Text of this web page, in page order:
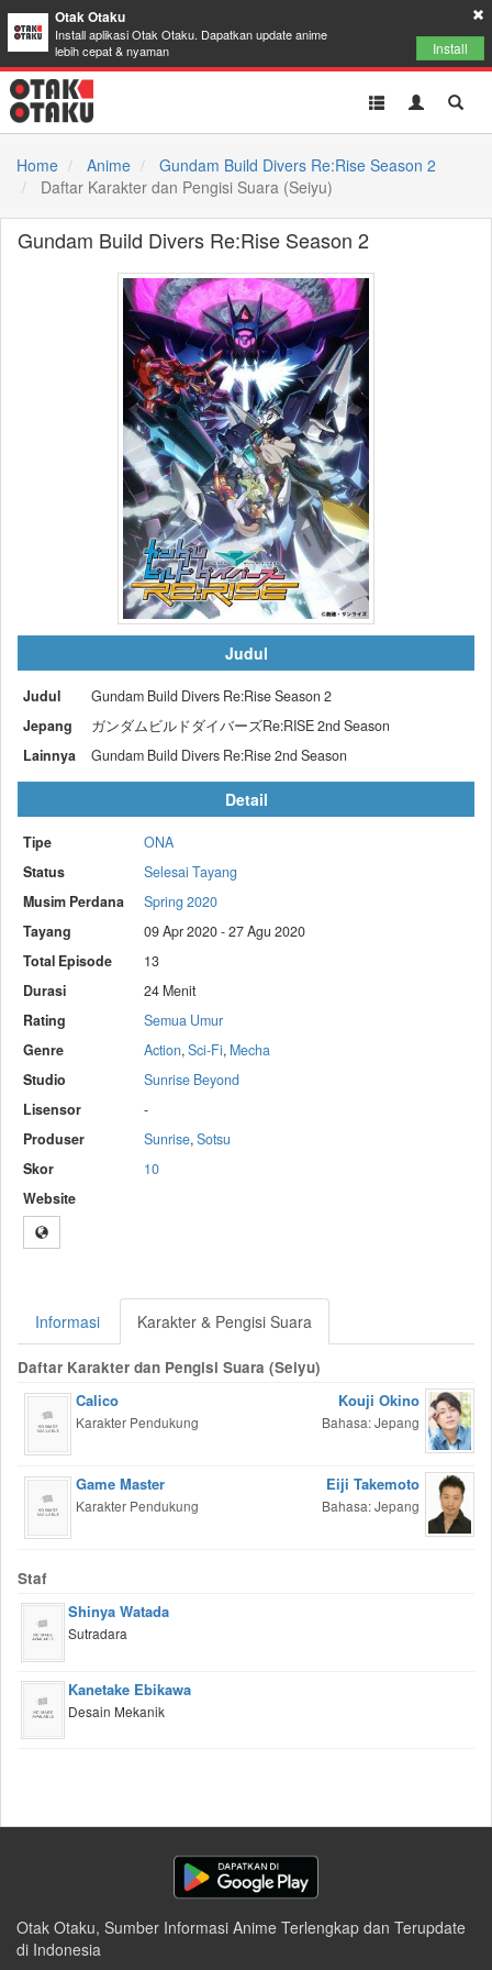
Otak Otaku
Install aplikasi Otak Otaku. Dapatkan update anime
lebih cepat & nyaman
Install
Toggle
Toggle
Home
Anime
Gundam Build Divers Re:Rise Season 2
Daftar Karakter dan Pengisi Suara (Seiyu)
Gundam Build Divers Re:Rise Season 2
Judul
Judul
Gundam Build Divers Re:Rise Season 2
Jepang
ガンダムビルドダイバーズRe:RISE 2nd Season
Lainnya
Gundam Build Divers Re:Rise 2nd Season
Detail
Tipe
ONA
Status
Selesai Tayang
Musim Perdana
Spring 2020
Tayang
09 Apr 2020 - 27 Agu 2020
Total Episode
13
Durasi
24 Menit
Rating
Semua Umur
Genre
Action,Sci-Fi, Mecha
Studio
Sunrise Beyond
Lisensor
-
Produser
Sunrise,Sotsu
Skor
10
Website
Informasi Karakter & Pengisi Suara
Daftar Karakter dan Pengisi Suara (Seiyu)
Calico
Karakter Pendukung
Kouji Okino
Bahasa: Jepang
Game Master
Karakter Pendukung
Eiji Takemoto
Bahasa: Jepang
Staf
Shinya Watada
Sutradara
Kanetake Ebikawa
Desain Mekanik
Otak Otaku, Sumber Informasi Anime Terlengkap dan Terupdate
di Indonesia